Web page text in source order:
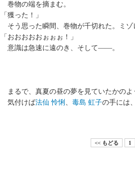
巻物の端を摘まむ。
「獲った！」
そう思った瞬間、巻物が千切れた。ミゾ
「おおおおおぉぉぉ！」
意識は急速に遠のき、そして――。
まるで、真夏の昼の夢を見ていたかのよ
気付けば法仙 怜悧 、 毒島 虹子の手には
<< もどる 1